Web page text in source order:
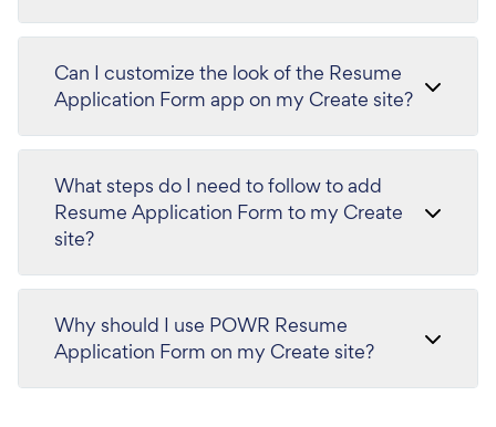
Can I customize the look of the Resume
Application Form app on my Create site?
What steps do I need to follow to add
Resume Application Form to my Create
site?
Why should I use POWR Resume
Application Form on my Create site?